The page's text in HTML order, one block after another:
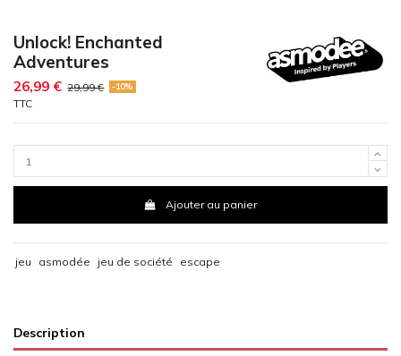
Unlock! Enchanted
Adventures
26,99 € 29,99 € -10%
TTC
Ajouter au panier
jeu asmodée jeu de société escape
Description